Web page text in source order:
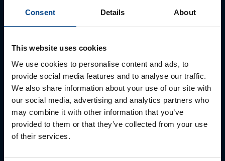
Consent Details About
This website uses cookies
We use cookies to personalise content and ads, to
provide social media features and to analyse our traffic.
We also share information about your use of our site with
our social media, advertising and analytics partners who
may combine it with other information that you’ve
provided to them or that they’ve collected from your use
of their services.
ALUEMYYNTIPÄÄLLIKKÖ, LÄNSI-SUOMI
Jussi Pernaa
+358 50 596 7006
jussi.pernaa@utu.eu